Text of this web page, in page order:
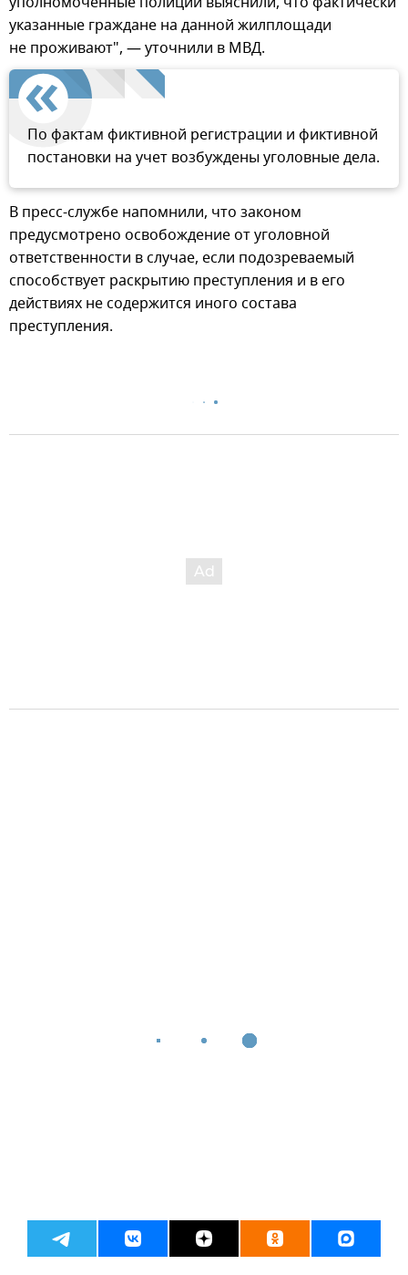
указанные граждане на данной жилплощади
не проживают", — уточнили в МВД.
По фактам фиктивной регистрации и фиктивной
постановки на учет возбуждены уголовные дела.
В пресс-службе напомнили, что законом
предусмотрено освобождение от уголовной
ответственности в случае, если подозреваемый
способствует раскрытию преступления и в его
действиях не содержится иного состава
преступления.